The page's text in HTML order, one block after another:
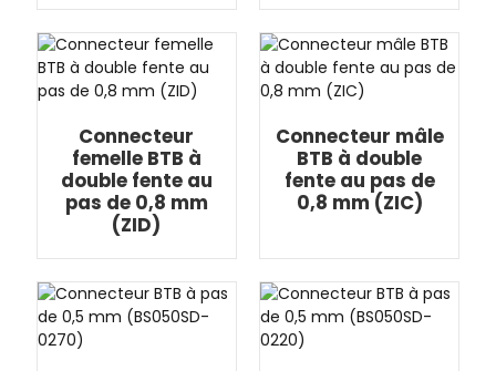
Connecteur
femelle BTB à
double fente au
pas de 0,8 mm
(ZID)
Connecteur mâle
BTB à double
fente au pas de
0,8 mm (ZIC)